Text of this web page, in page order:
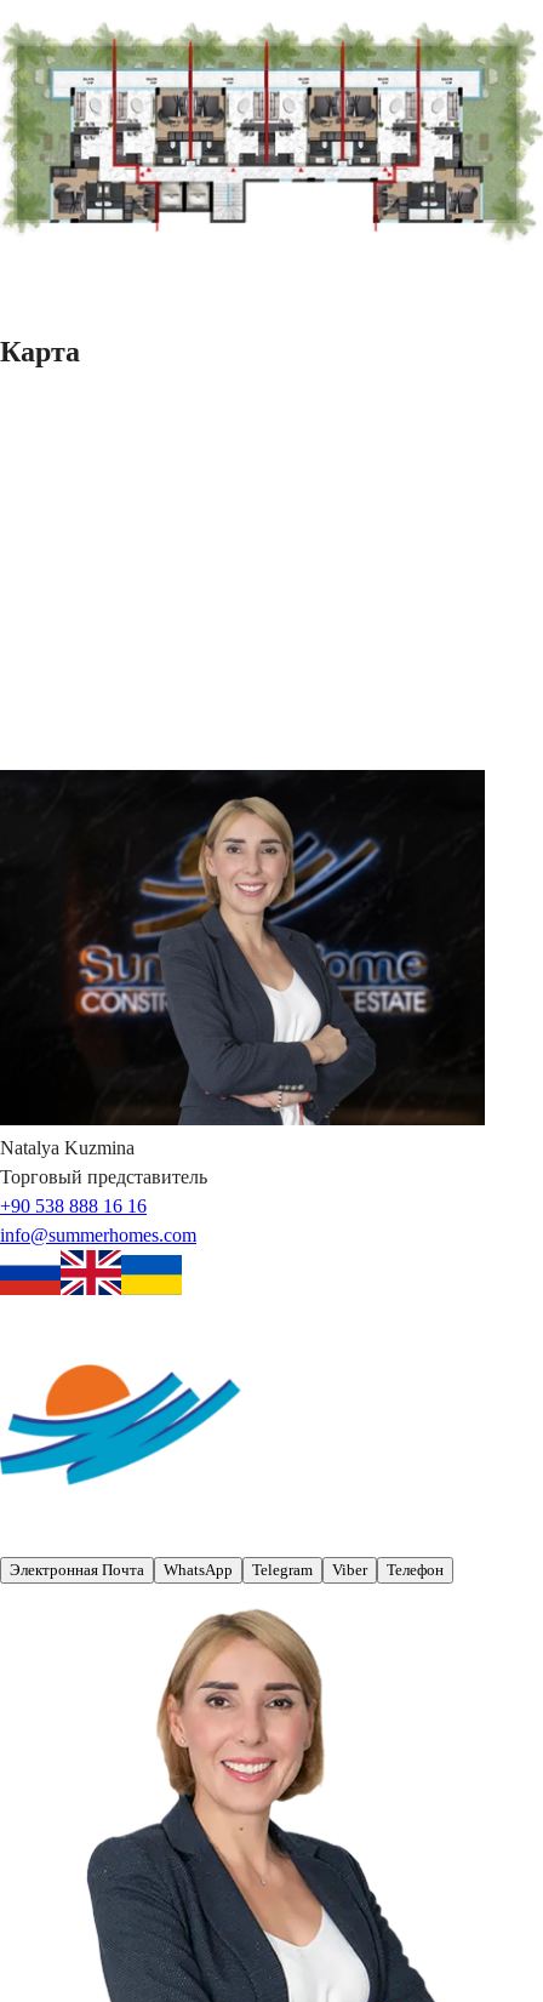
Карта
Natalya Kuzmina
Торговый представитель
+90 538 888 16 16
info@summerhomes.com
Электронная Почта WhatsApp Telegram Viber Телефон